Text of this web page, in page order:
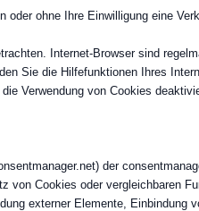
ohne Ihre Einwilligung eine
Internet-Browser sind
Sie die Hilfefunktionen Ihres
Verwendung von Cookies
der
von Cookies oder
externer Elemente,